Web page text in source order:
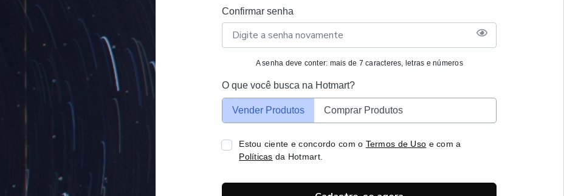
Confirmar senha
A senha deve conter: mais de 7 caracteres, letras e números
O que você busca na Hotmart?
Vender Produtos Comprar Produtos
Estou ciente e concordo com o Termos de Uso e com a
Políticas da Hotmart.